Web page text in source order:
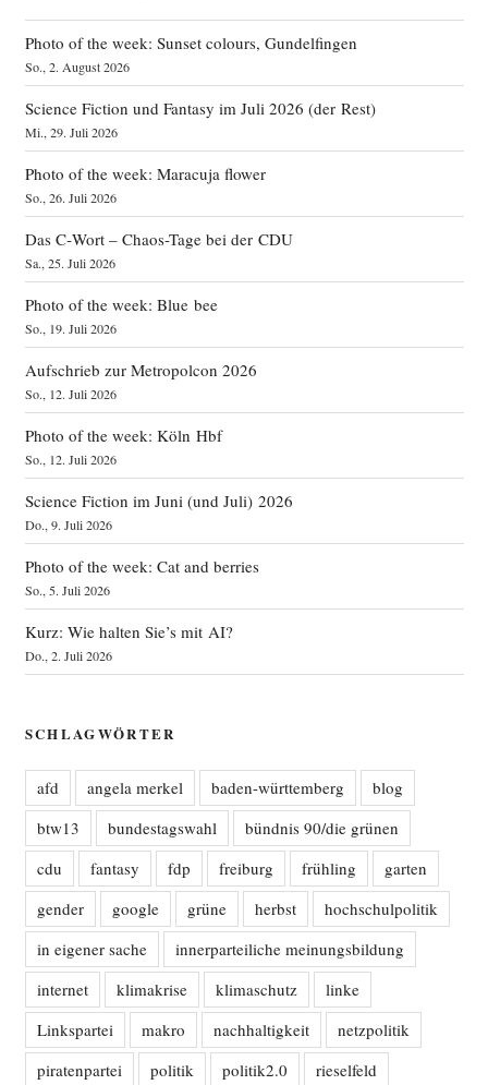
Photo of the week: Sunset colours, Gundelfingen
So., 2. August 2026
Science Fiction und Fantasy im Juli 2026 (der Rest)
Mi., 29. Juli 2026
Photo of the week: Maracuja flower
So., 26. Juli 2026
Das C‑Wort – Chaos-Tage bei der CDU
Sa., 25. Juli 2026
Photo of the week: Blue bee
So., 19. Juli 2026
Aufschrieb zur Metropolcon 2026
So., 12. Juli 2026
Photo of the week: Köln Hbf
So., 12. Juli 2026
Science Fiction im Juni (und Juli) 2026
Do., 9. Juli 2026
Photo of the week: Cat and berries
So., 5. Juli 2026
Kurz: Wie halten Sie’s mit AI?
Do., 2. Juli 2026
SCHLAGWÖRTER
afd angela merkel baden-württemberg
blog
btw13
bundestagswahl
bündnis 90/die grünen
cdu
fantasy fdp freiburg frühling
garten
gender
google grüne herbst
hochschulpolitik
in eigener sache
innerparteiliche meinungsbildung
internet
klimakrise klimaschutz
linke
Linkspartei
makro nachhaltigkeit
netzpolitik
piratenpartei
politik politik2.0 rieselfeld